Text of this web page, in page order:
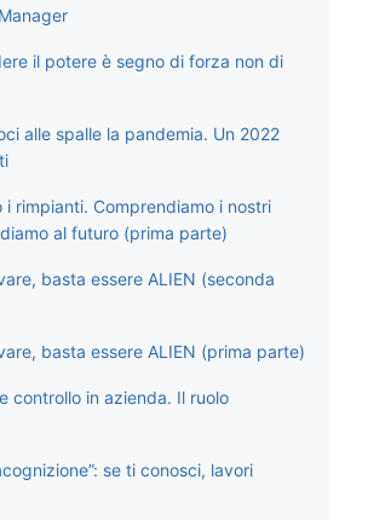
il potere è segno di forza non di
alle spalle la pandemia. Un 2022
i rimpianti. Comprendiamo i nostri
al futuro (prima parte)
basta essere ALIEN (seconda
basta essere ALIEN (prima parte)
controllo in azienda. Il ruolo
se ti conosci, lavori